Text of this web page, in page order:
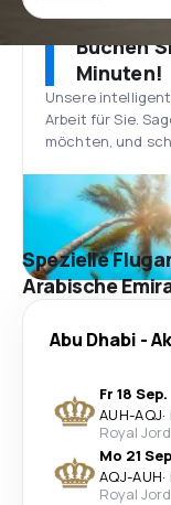
Buchen
Minuten!
Unsere
Arbeit für Sie.
möchten, und
Spezielle
Arabische
Abu Dhabi -
Fr 18 Sep.
AUH-AQJ·
Royal
Mo 21
AQJ-AUH·
Royal